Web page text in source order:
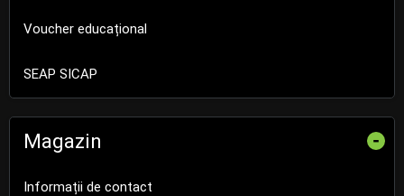
Voucher educațional
SEAP SICAP
Magazin -
Informații de contact